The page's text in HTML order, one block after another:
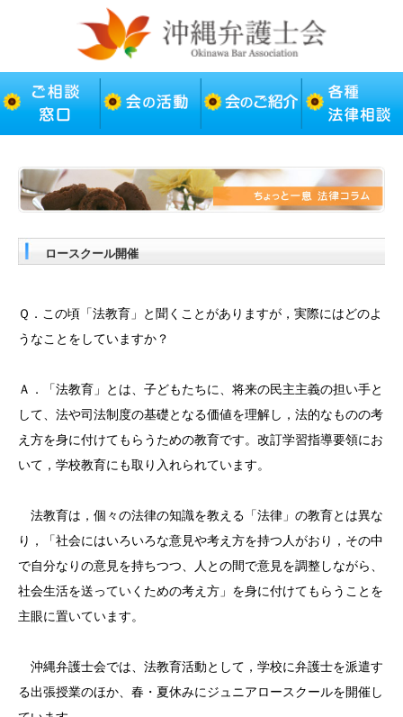
ロースクール開催
Ｑ．この頃「法教育」と聞くことがありますが，実際にはどのよ
うなことをしていますか？
Ａ．「法教育」とは、子どもたちに、将来の民主主義の担い手と
して、法や司法制度の基礎となる価値を理解し，法的なものの考
え方を身に付けてもらうための教育です。改訂学習指導要領にお
いて，学校教育にも取り入れられています。
法教育は，個々の法律の知識を教える「法律」の教育とは異な
り，「社会にはいろいろな意見や考え方を持つ人がおり，その中
で自分なりの意見を持ちつつ、人との間で意見を調整しながら、
社会生活を送っていくための考え方」を身に付けてもらうことを
主眼に置いています。
沖縄弁護士会では、法教育活動として，学校に弁護士を派遣す
る出張授業のほか、春・夏休みにジュニアロースクールを開催し